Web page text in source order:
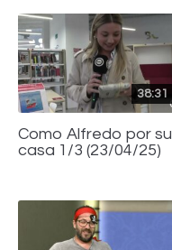
38:31
Como Alfredo por su
casa 1/3 (23/04/25)